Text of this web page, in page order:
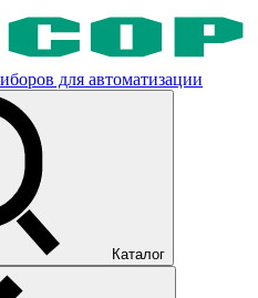
для автоматизации
Каталог